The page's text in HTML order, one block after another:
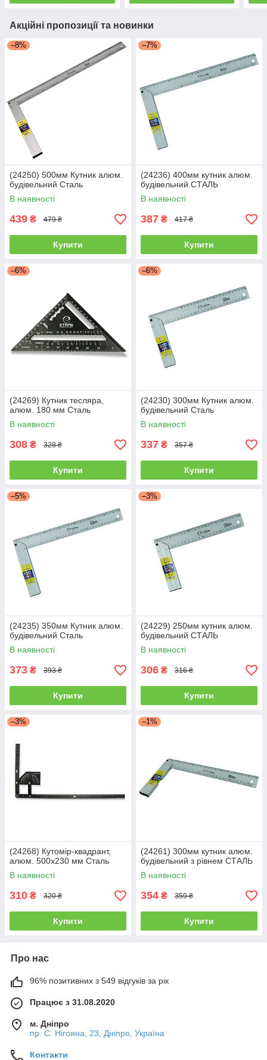
Акційні пропозиції та новинки
–8%
(24250) 500мм Кутник алюм.
будівельний Сталь
В наявності
439 ₴ 479 ₴
Купити
–7%
(24236) 400мм кутник алюм.
будівельний СТАЛЬ
В наявності
387 ₴ 417 ₴
Купити
–6%
(24269) Кутник тесляра,
алюм. 180 мм Сталь
В наявності
308 ₴ 328 ₴
Купити
–6%
(24230) 300мм Кутник алюм.
будівельний Сталь
В наявності
337 ₴ 357 ₴
Купити
–5%
(24235) 350мм Кутник алюм.
будівельний Сталь
В наявності
373 ₴ 393 ₴
Купити
–3%
(24229) 250мм кутник алюм.
будівельний СТАЛЬ
В наявності
306 ₴ 316 ₴
Купити
–3%
(24268) Кутомір-квадрант,
алюм. 500х230 мм Сталь
В наявності
310 ₴ 320 ₴
Купити
–1%
(24261) 300мм кутник алюм.
будівельний з рівнем СТАЛЬ
В наявності
354 ₴ 359 ₴
Купити
Про нас
96% позитивних з 549 відгуків за рік
Працює з 31.08.2020
м. Дніпро
пр. С. Нігояна, 23, Дніпро, Україна
Контакти